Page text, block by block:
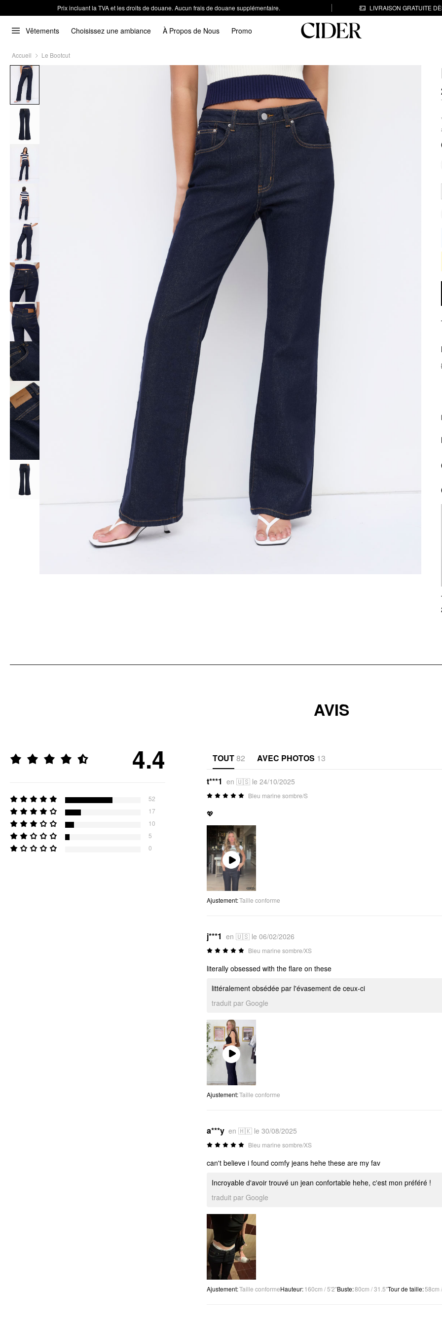
Prix incluant la TVA et les droits de douane. Aucun frais de douane supplémentaire. LIVRAISON GRATUITE
Vêtements Choisissez une ambiance À Propos de Nous Promo
Accueil Le Bootcut
AVIS
4.4
52
17
10
5
0
TOUT82 AVEC PHOTOS 13
t***1 en 🇺🇸 le 24/10/2025
Bleu marine sombre/S
💖
Play
Video
Ajustement:Taille conforme
j***1 en 🇺🇸 le 06/02/2026
Bleu marine sombre/XS
literally obsessed with the flare on these
littéralement obsédée par l'évasement de ceux-ci
traduit par Google
Play
Video
Ajustement:Taille conforme
a***y en 🇭🇰 le 30/08/2025
Bleu marine sombre/XS
can't believe i found comfy jeans hehe these are my fav
Incroyable d'avoir trouvé un jean confortable hehe, c'est mon préféré !
traduit par Google
Ajustement:Taille conformeHauteur:160cm / 5'2"Buste:80cm / 31.5"Tour de taille:58cm